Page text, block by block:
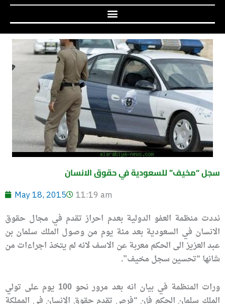
سجل “مخيف” للسعودية في حقوق الانسان
May 18, 2015 11:19 am
نددت منظمة العفو الدولية بعدم احراز تقدم في مجال حقوق
الانسان في السعودية بعد مئة يوم من وصول الملك سلمان بن
عبد العزيز الى الحكم معربة عن الاسف لانه لم يتخذ اجراءات من
شانها “تحسين سجل مخيف”.
ورات المنظمة في بيان انه بعد مرور نحو 100 يوم على تولي
الملك سلمان الحكم فإن “فرص تقدم حقوق الإنسان في المملكة